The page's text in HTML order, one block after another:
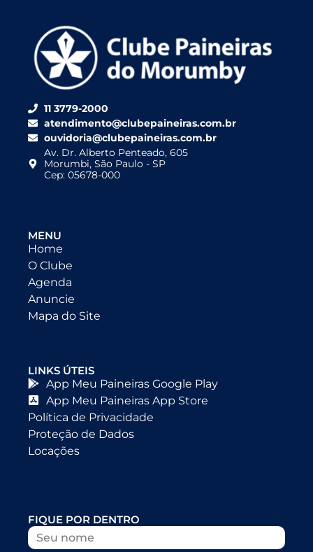
11 3779-2000
atendimento@clubepaineiras.com.br
ouvidoria@clubepaineiras.com.br
Av. Dr. Alberto Penteado, 605
Morumbi, São Paulo - SP
Cep: 05678-000
MENU
Home
O Clube
Agenda
Anuncie
Mapa do Site
LINKS ÚTEIS
App Meu Paineiras Google Play
App Meu Paineiras App Store
Política de Privacidade
Proteção de Dados
Locações
FIQUE POR DENTRO